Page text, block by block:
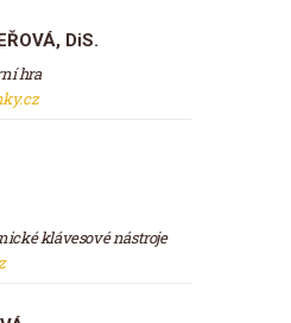
DiS.
hra
klávesové nástroje